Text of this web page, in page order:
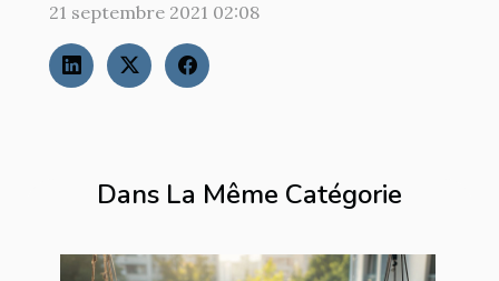
Dans La Même Catégorie
21 septembre 2021 02:08